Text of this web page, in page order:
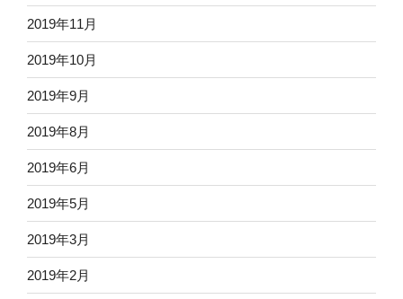
2019年11月
2019年10月
2019年9月
2019年8月
2019年6月
2019年5月
2019年3月
2019年2月